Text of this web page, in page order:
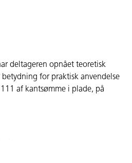
deltageren opnået teoretisk
for praktisk anvendelse
af kantsømme i plade, på